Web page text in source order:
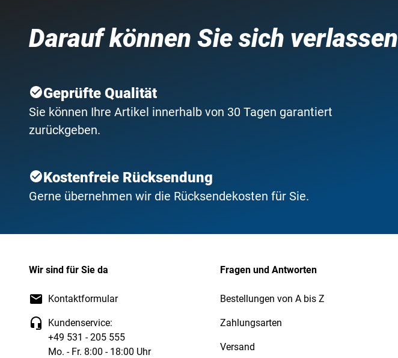
Darauf können Sie sich verlassen
Geprüfte Qualität
Sie können Ihre Artikel innerhalb von 30 Tagen garantiert
zurückgeben.
Kostenfreie Rücksendung
Gerne übernehmen wir die Rücksendekosten für Sie.
Wir sind für Sie da
Kontaktformular
Kundenservice:
+49 531 - 205 555
Mo. - Fr. 8:00 - 18:00 Uhr
Fragen und Antworten
Bestellungen von A bis Z
Zahlungsarten
Versand